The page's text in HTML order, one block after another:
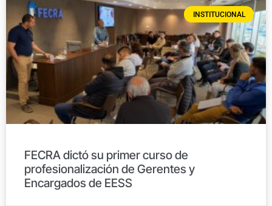
INSTITUCIONAL
FECRA dictó su primer curso de
profesionalización de Gerentes y
Encargados de EESS